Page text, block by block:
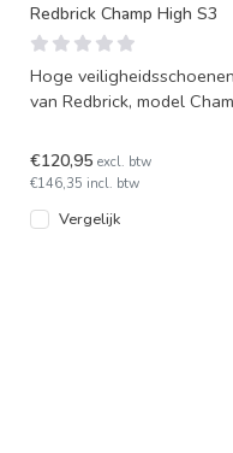
Redbrick Champ High S3
Hoge veiligheidsschoenen
van Redbrick, model
stoer jasje.
€120,95 excl. btw
€146,35 incl. btw
Vergelijk